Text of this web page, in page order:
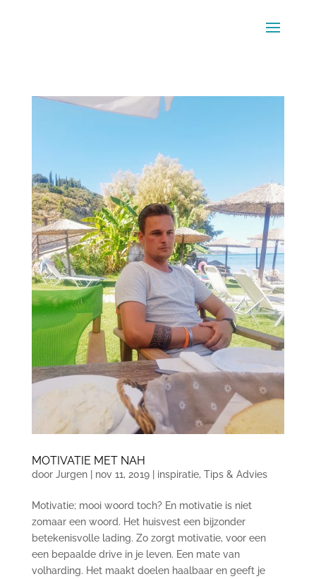
MOTIVATIE MET NAH
door Jurgen| nov 11, 2019| inspiratie, Tips & Advies
Motivatie; mooi woord toch? En motivatie is niet
zomaar een woord. Het huisvest een bijzonder
betekenisvolle lading. Zo zorgt motivatie, voor een
een bepaalde drive in je leven. Een mate van
volharding. Het maakt doelen haalbaar en geeft je